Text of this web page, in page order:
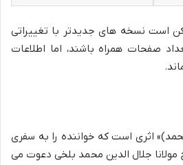
است نسخه های جدیدتر با تغییراتی
صفحات همراه باشند، اما اطلاعات
اثری است که خواننده را به سفری
مولانا جلال الدین محمد بلخی دعوت می